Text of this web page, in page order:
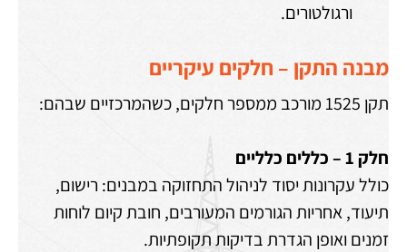
ורגולטורים.
מבנה התקן – חלקים עיקריים
תקן 1525 מורכב ממספר חלקים, כשהמרכזיים שבהם:
חלק 1 – כללים כלליים
כולל עקרונות יסוד לניהול התחזוקה במבנים: רישום,
תיעוד, אחריות הגורמים המעורבים, חובת קיום לוחות
זמנים ואופן הגדרת בדיקות תקופתיות.